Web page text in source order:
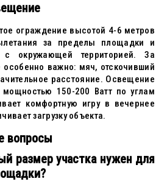
ограждение высотой 4-6 метров
за пределы площадки и
с окружающей территорией. За
важно: мяч, отскочивший
расстояние. Освещение
150-200 Ватт по углам
комфортную игру в вечернее
загрузку объекта.
вопросы
размер участка нужен для